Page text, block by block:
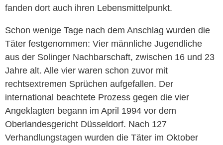
fanden dort auch ihren Lebensmittelpunkt.
Schon wenige Tage nach dem Anschlag wurden die
Täter festgenommen: Vier männliche Jugendliche
aus der Solinger Nachbarschaft, zwischen 16 und 23
Jahre alt. Alle vier waren schon zuvor mit
rechtsextremen Sprüchen aufgefallen. Der
international beachtete Prozess gegen die vier
Angeklagten begann im April 1994 vor dem
Oberlandesgericht Düsseldorf. Nach 127
Verhandlungstagen wurden die Täter im Oktober